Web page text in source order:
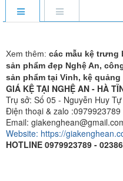
Xem thêm: các mẫu kệ trưng
sản phẩm đẹp Nghệ An,
sản phẩm tại Vinh, kệ
GIÁ KỆ TẠI NGHỆ AN - HÀ
Trụ sở: Số 05 - Nguyễn Huy
Điện thoại & zalo
Email:
Website: https://
HOTLINE 0979923789 -